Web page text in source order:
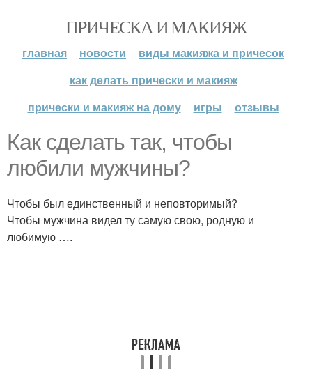
ПРИЧЕСКА И МАКИЯЖ
главная новости
виды макияжа и причесок
как делать прически и макияж
прически и макияж на дому
игры отзывы
Как сделать так, чтобы
любили мужчины?
Чтобы был единственный и неповторимый?
Чтобы мужчина видел ту самую свою, родную и
любимую ….